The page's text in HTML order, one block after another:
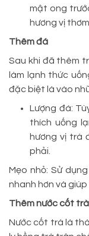
mật ong
hương vị
Thêm đá
Sau khi đã thêm
làm lạnh thức
đặc biệt là vào
Lượng đá:
thích uống
hương vị trà
phải.
Mẹo nhỏ: Sử
nhanh hơn và
Thêm nước cốt trà
Nước cốt trà là